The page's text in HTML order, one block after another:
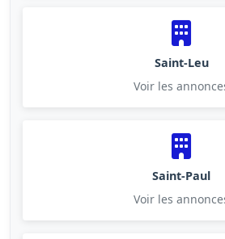
Saint-Leu
Voir les
Saint-Paul
Voir les